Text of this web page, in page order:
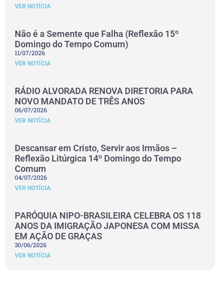
VER NOTÍCIA
Não é a Semente que Falha (Reflexão 15º
Domingo do Tempo Comum)
11/07/2026
VER NOTÍCIA
RÁDIO ALVORADA RENOVA DIRETORIA PARA
NOVO MANDATO DE TRÊS ANOS
06/07/2026
VER NOTÍCIA
Descansar em Cristo, Servir aos Irmãos –
Reflexão Litúrgica 14º Domingo do Tempo
Comum
04/07/2026
VER NOTÍCIA
PARÓQUIA NIPO-BRASILEIRA CELEBRA OS 118
ANOS DA IMIGRAÇÃO JAPONESA COM MISSA
EM AÇÃO DE GRAÇAS
30/06/2026
VER NOTÍCIA